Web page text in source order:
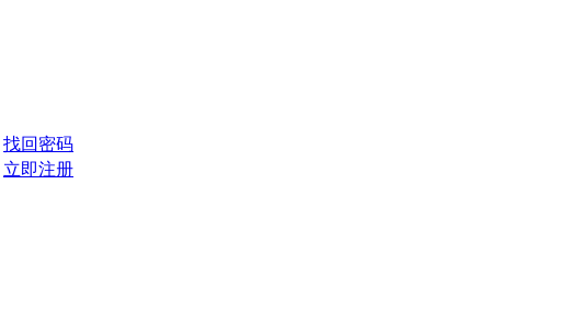
找回密码
立即注册